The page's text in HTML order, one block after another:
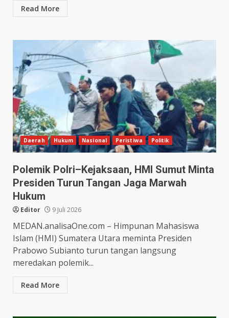
Read More
Daerah Hukum Nasional Peristiwa Politik
Polemik Polri–Kejaksaan, HMI Sumut Minta
Presiden Turun Tangan Jaga Marwah
Hukum
Editor 9 Juli 2026
MEDAN.analisaOne.com – Himpunan Mahasiswa
Islam (HMI) Sumatera Utara meminta Presiden
Prabowo Subianto turun tangan langsung
meredakan polemik...
Read More